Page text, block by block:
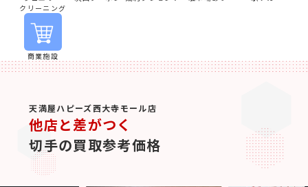
クリーニング
商業施設
天満屋ハピーズ西大寺モール店
他店と差がつく
切手の買取参考価格